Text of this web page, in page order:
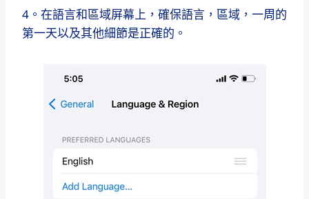
4。在語言和區域屏幕上，確保語言，區域，一周的
第一天以及其他細節是正確的。